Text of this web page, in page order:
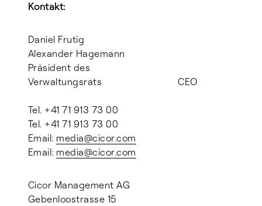
Kontakt:
Daniel Frutig
Alexander Hagemann
Präsident des
Verwaltungsrats CEO
Tel. +41 71 913 73 00
Tel. +41 71 913 73 00
Email: media@cicor.com
Email: media@cicor.com
Cicor Management AG
Gebenloostrasse 15